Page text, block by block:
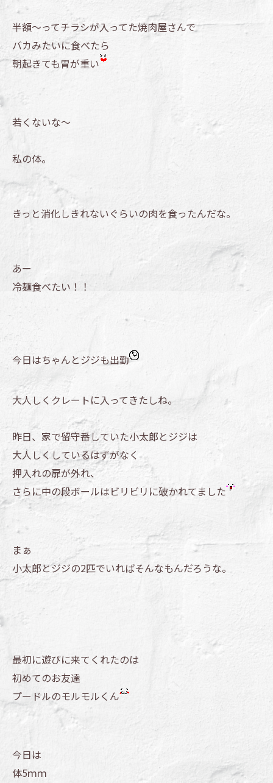
半額～ってチラシが入ってた焼肉屋さんで
バカみたいに食べたら
朝起きても胃が重い
若くないな～
私の体。
きっと消化しきれないぐらいの肉を食ったんだな。
あー
冷麺食べたい！！
今日はちゃんとジジも出勤
大人しくクレートに入ってきたしね。
昨日、家で留守番していた小太郎とジジは
大人しくしているはずがなく
押入れの扉が外れ、
さらに中の段ボールはビリビリに破かれてました
まぁ
小太郎とジジの2匹でいればそんなもんだろうな。
最初に遊びに来てくれたのは
初めてのお友達
プードルのモルモルくん
今日は
体5ｍｍ